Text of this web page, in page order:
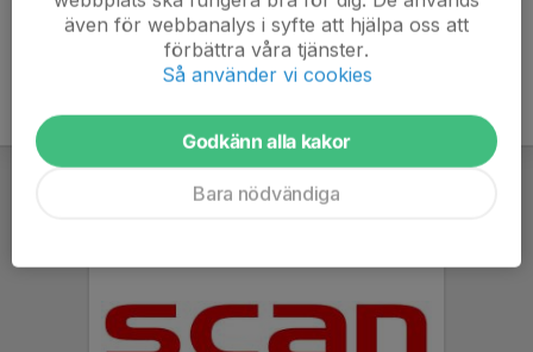
även för webbanalys i syfte att hjälpa oss att
förbättra våra tjänster.
Så använder vi cookies
Godkänn alla kakor
Bara nödvändiga